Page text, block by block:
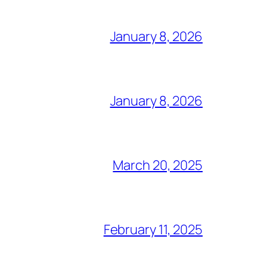
January 8, 2026
January 8, 2026
March 20, 2025
February 11, 2025